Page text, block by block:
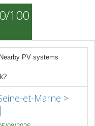
100
Nearby PV systems
et-Marne >